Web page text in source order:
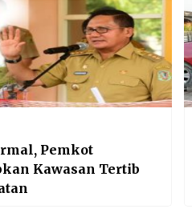
Pemkot
Kawasan Tertib